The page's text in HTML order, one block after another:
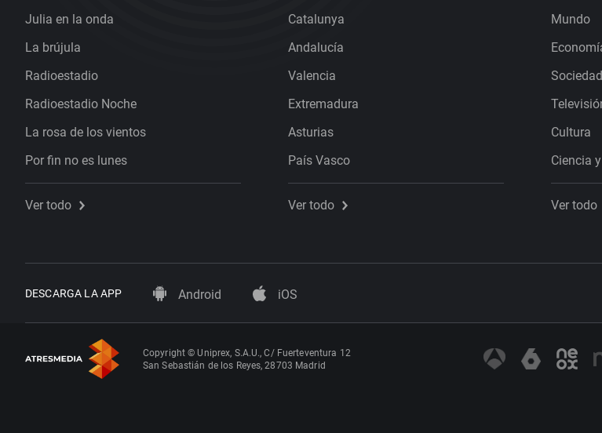
Julia en la onda
La brújula
Radioestadio
Radioestadio Noche
La rosa de los vientos
Por fin no es lunes
Ver todo
Catalunya
Andalucía
Valencia
Extremadura
Asturias
País Vasco
Ver todo
Mundo
Sociedad
Cultura
Ciencia
Ver todo
DESCARGA LA APP Android iOS
Copyright © Uniprex, S.A.U., C/ Fuerteventura 12
San Sebastián de los Reyes, 28703 Madrid